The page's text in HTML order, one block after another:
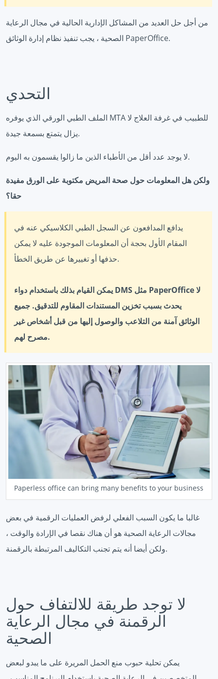
من أجل حل العديد من المشاكل الإدارية الحالية في مجال الرعاية
الصحية ، يجب تنفيذ نظام إدارة الوثائق PaperOffice.
التحدي
الملف الطبي الورقي الذي يوفره MTA للطبيب في غرفة العلاج لا
يزال يتمتع بسمعة جيدة.
لا يوجد عدد أقل من الأطباء الذين ما زالوا يقسمون به اليوم.
ولكن هل المعلومات حول صحة المريض مكتوبة على الورق مفيدة
حقا؟
يدافع المدافعون عن السجل الطبي الكلاسيكي عنه في
المقام الأول بحجة أن المعلومات الموجودة عليه لا يمكن
حذفها أو تغييرها عن طريق الخطأ.
يمكن القيام بذلك باستخدام دواء DMS مثل PaperOffice لا
يحدث بسبب تخزين المستندات المقاوم للتدقيق. جميع
الوثائق آمنة من التلاعب والوصول إليها من قبل أشخاص غير
مصرح لهم.
Paperless office can bring many benefits to your business
غالبا ما يكون السبب الفعلي لرفض العمليات الرقمية في بعض
مجالات الرعاية الصحية هو أن هناك نقصا في الإرادة والوقت ،
ولكن أيضا أنه يتم تجنب التكاليف المرتبطة بالرقمنة.
لا توجد طريقة للالتفاف حول
الرقمنة في مجال الرعاية
الصحية
يمكن تحلية حبوب منع الحمل المريرة على ما يبدو لبعض